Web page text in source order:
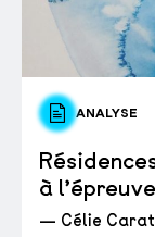
ANALYSE
à
— Célie